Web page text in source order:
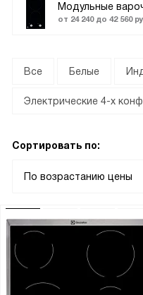
Модульные
от 24 240 до 42 560
Все Белые
Электрические 4-х
Сортировать по:
По возрастанию цены